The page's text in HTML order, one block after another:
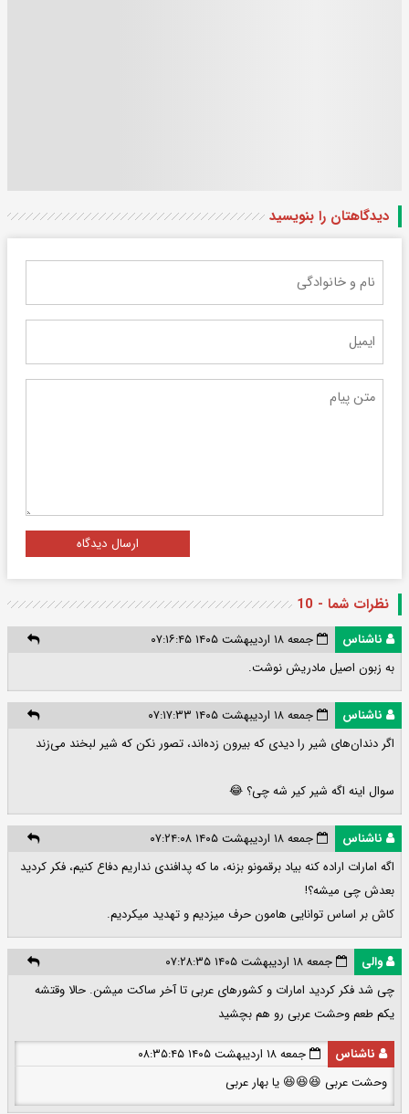
دیدگاهتان را بنویسید
ارسال دیدگاه
نظرات شما - 10
ناشناس
جمعه ۱۸ اردیبهشت ۱۴۰۵ ۰۷:۱۶:۴۵
به زبون اصیل مادریش نوشت.
ناشناس
جمعه ۱۸ اردیبهشت ۱۴۰۵ ۰۷:۱۷:۳۳
اگر دندان‌های شیر را دیدی که بیرون زده‌اند، تصور نکن که شیر لبخند می‌زند
سوال اینه اگه شیر کیر شه چی؟ 😂
ناشناس
جمعه ۱۸ اردیبهشت ۱۴۰۵ ۰۷:۲۴:۰۸
اگه امارات اراده کنه بیاد برقمونو بزنه، ما که پدافندی نداریم دفاع کنیم، فکر کردید
بعدش چی میشه؟!
کاش بر اساس توانایی هامون حرف میزدیم و تهدید میکردیم.
والی
جمعه ۱۸ اردیبهشت ۱۴۰۵ ۰۷:۲۸:۳۵
چی شد فکر کردید امارات و کشورهای عربی تا آخر ساکت میشن. حالا وقتشه
یکم طعم وحشت عربی رو هم بچشید
ناشناس
جمعه ۱۸ اردیبهشت ۱۴۰۵ ۰۸:۳۵:۴۵
وحشت عربی 😆😆😆 یا بهار عربی